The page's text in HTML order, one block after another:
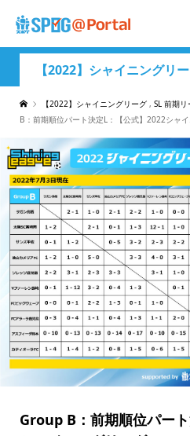
【2022】シャイニングリ
【2022】シャイニングリーグ , SL 前期リ
B：前期順位パート決定L：【公式】2022シャ
Group B：前期順位パー